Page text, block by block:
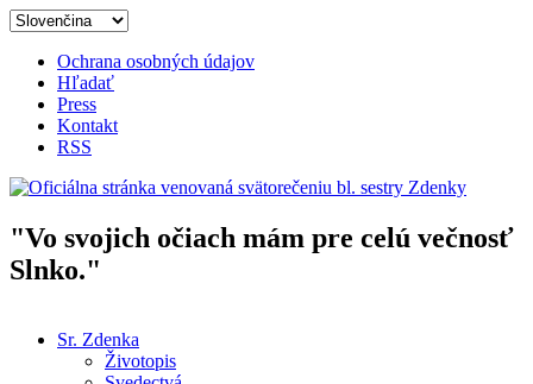
Skočiť na hlavný obsah
Ochrana osobných údajov
Hľadať
Press
Kontakt
RSS
Oficiálna stránka venovaná
"Vo svojich očiach mám pre celú večnosť
Slnko."
Hlavné menu
Sr. Zdenka
Životopis